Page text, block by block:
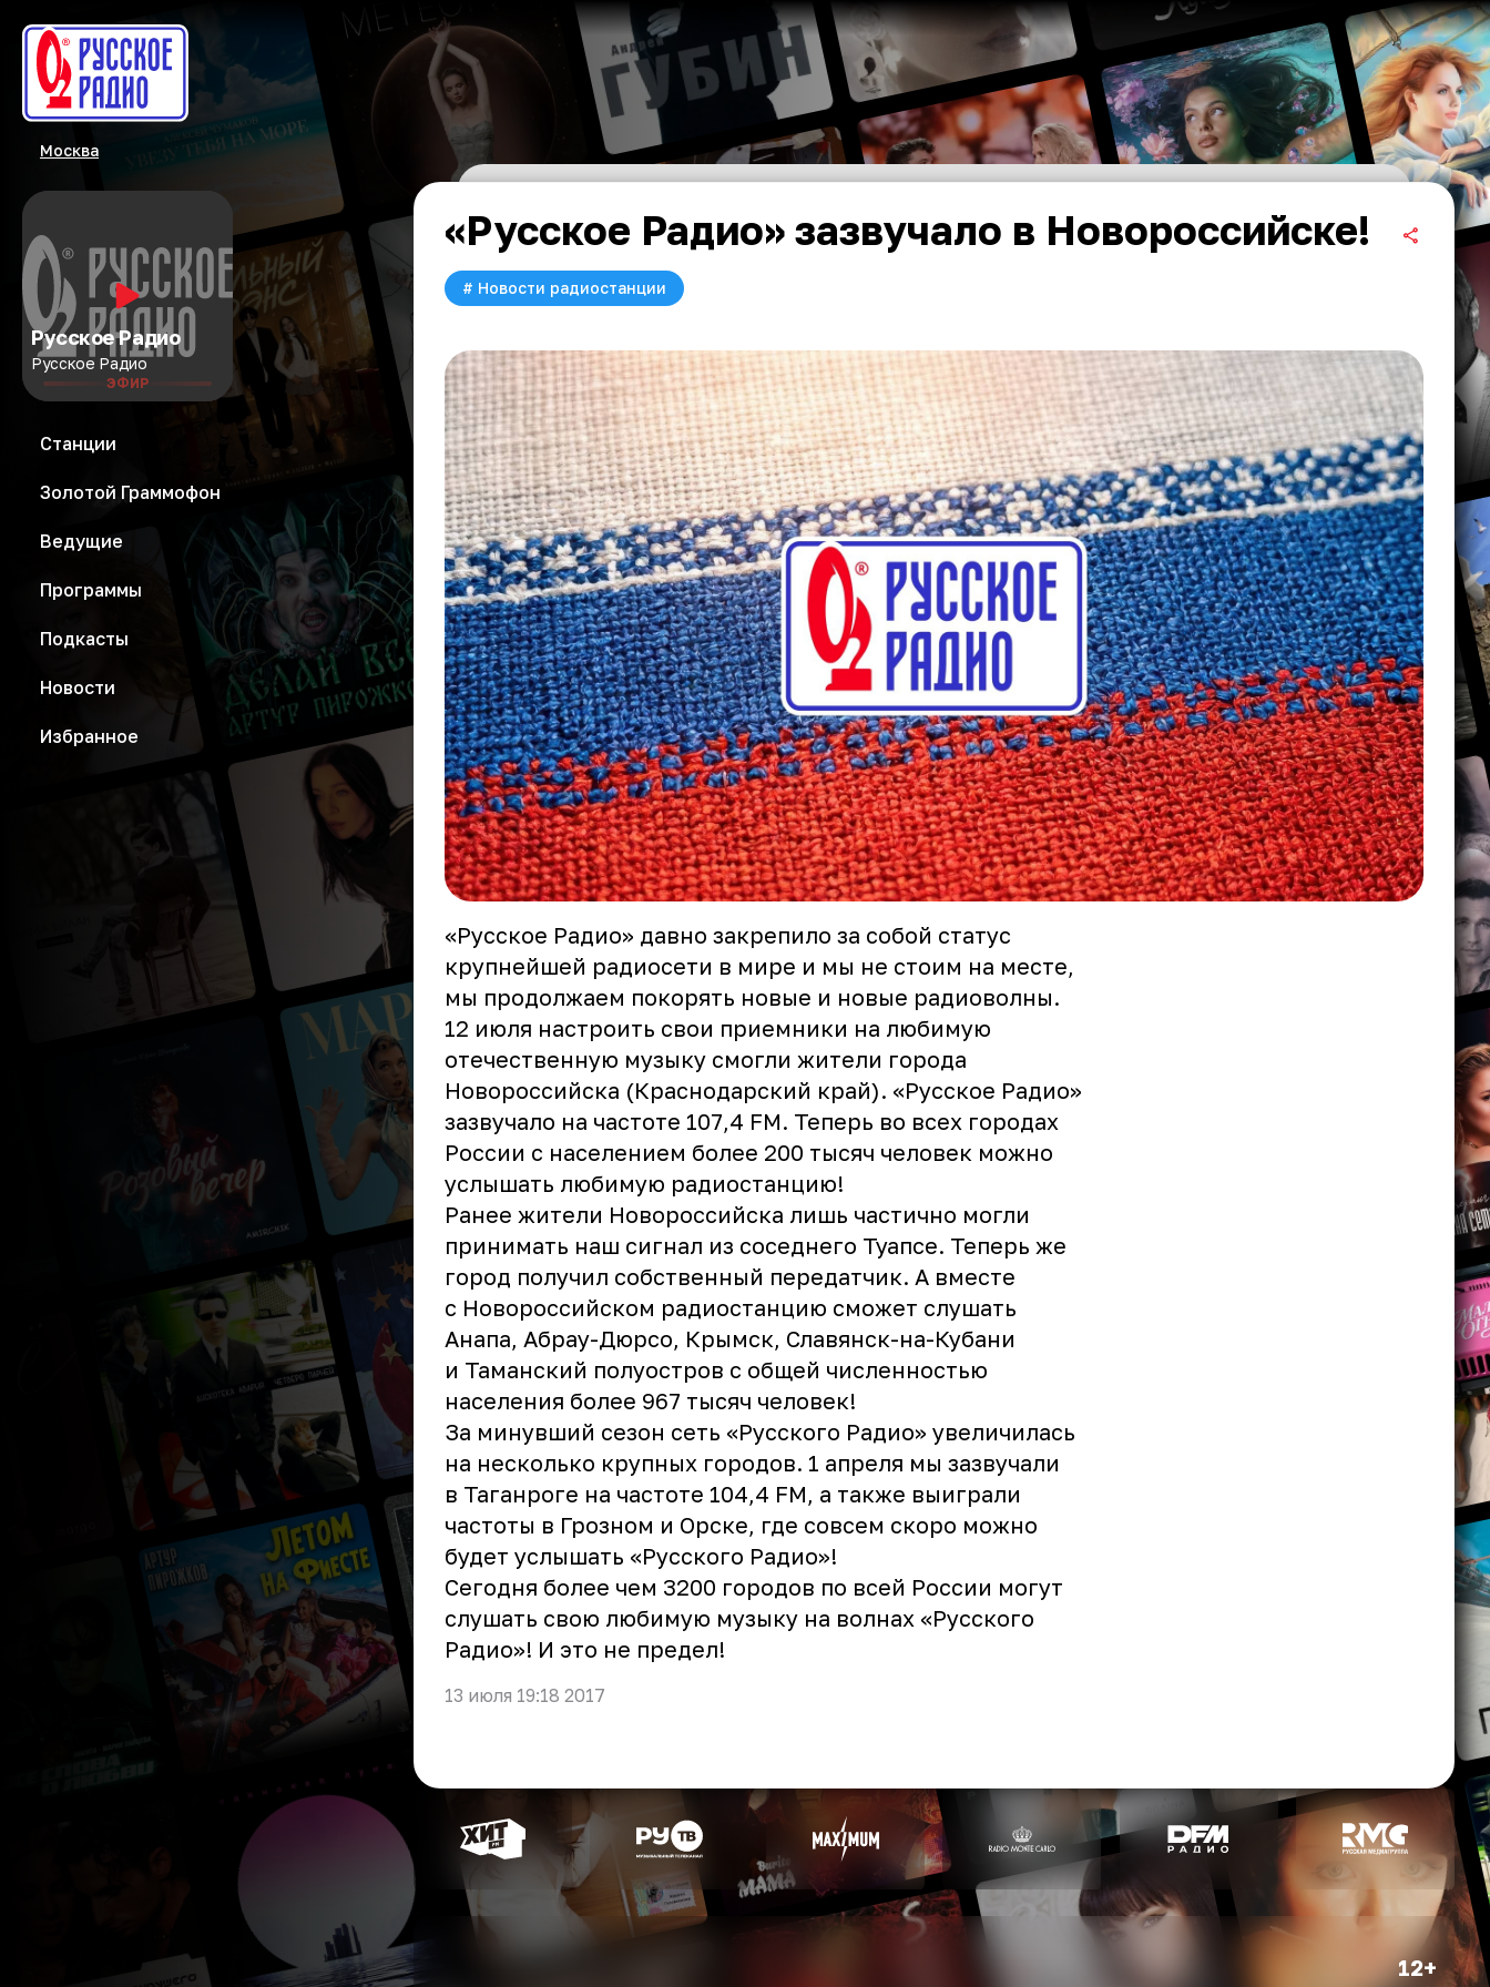
Москва
Русское Радио
Русское Радио
ЭФИР
Станции
Золотой Граммофон
Ведущие
Программы
Подкасты
Новости
Избранное
«Русское Радио» зазвучало в Новороссийске!
# Новости радиостанции
«Русское Радио» давно закрепило за собой статус
крупнейшей радиосети в мире и мы не стоим на месте,
мы продолжаем покорять новые и новые радиоволны.
12 июля настроить свои приемники на любимую
отечественную музыку смогли жители города
Новороссийска (Краснодарский край). «Русское Радио»
зазвучало на частоте 107,4 FM. Теперь во всех городах
России с населением более 200 тысяч человек можно
услышать любимую радиостанцию!
Ранее жители Новороссийска лишь частично могли
принимать наш сигнал из соседнего Туапсе. Теперь же
город получил собственный передатчик. А вместе
с Новороссийском радиостанцию сможет слушать
Анапа, Абрау-Дюрсо, Крымск, Славянск-на-Кубани
и Таманский полуостров с общей численностью
населения более 967 тысяч человек!
За минувший сезон сеть «Русского Радио» увеличилась
на несколько крупных городов. 1 апреля мы зазвучали
в Таганроге на частоте 104,4 FM, а также выиграли
частоты в Грозном и Орске, где совсем скоро можно
будет услышать «Русского Радио»!
Сегодня более чем 3200 городов по всей России могут
слушать свою любимую музыку на волнах «Русского
Радио»! И это не предел!
13 июля 19:18 2017
12+